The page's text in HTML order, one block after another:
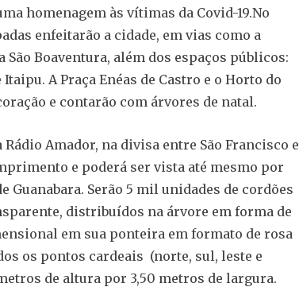
homenagem às vítimas da Covid-19.No
enfeitarão a cidade, em vias como a
São Boaventura, além dos espaços públicos:
A Praça Enéas de Castro e o Horto do
e contarão com árvores de natal.
Amador, na divisa entre São Francisco e
e poderá ser vista até mesmo por
Guanabara. Serão 5 mil unidades de cordões
distribuídos na árvore em forma de
em sua ponteira em formato de rosa
os pontos cardeais (norte, sul, leste e
de altura por 3,50 metros de largura.